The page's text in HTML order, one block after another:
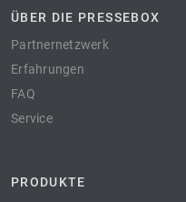
ÜBER DIE PRESSEBOX
Partnernetzwerk
Erfahrungen
FAQ
Service
PRODUKTE